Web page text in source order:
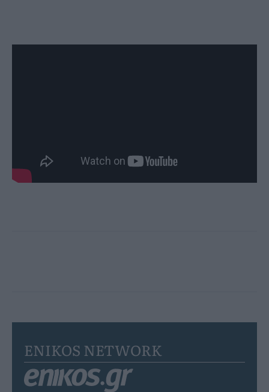
ENIKOS NETWORK